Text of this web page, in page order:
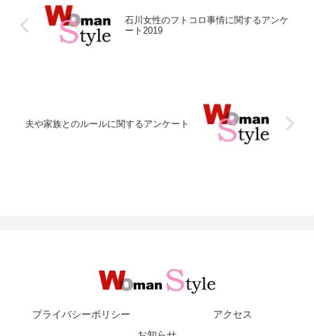
石川女性のフトコロ事情に関するアンケ
ート2019
夫や家族とのルールに関するアンケート
プライバシーポリシー
アクセス